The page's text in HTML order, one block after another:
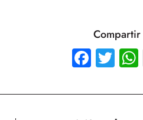
Compartir